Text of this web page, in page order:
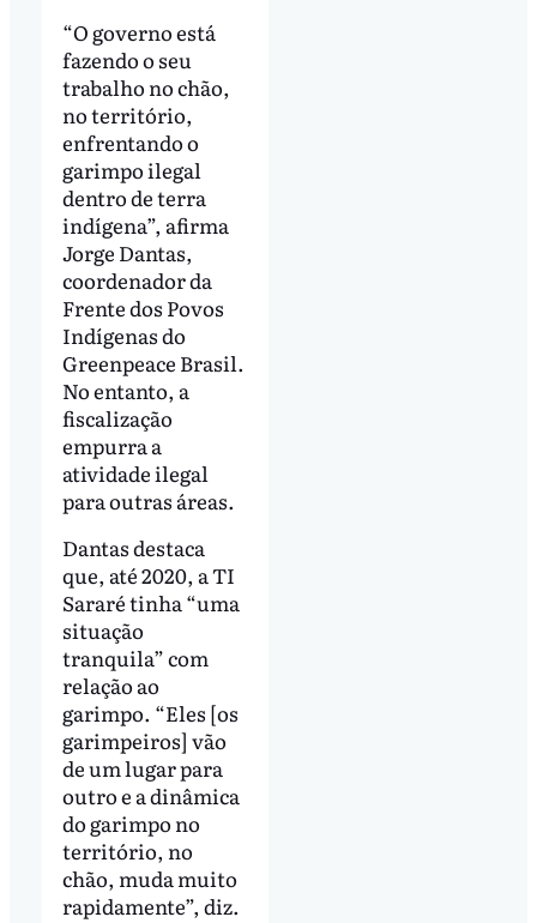
“O governo está
fazendo o seu
trabalho no chão,
no território,
enfrentando o
garimpo ilegal
dentro de terra
indígena”, afirma
Jorge Dantas,
coordenador da
Frente dos Povos
Indígenas do
Greenpeace Brasil.
No entanto, a
fiscalização
empurra a
atividade ilegal
para outras áreas.
Dantas destaca
que, até 2020, a TI
Sararé tinha “uma
situação
tranquila” com
relação ao
garimpo. “Eles [os
garimpeiros] vão
de um lugar para
outro e a dinâmica
do garimpo no
território, no
chão, muda muito
rapidamente”, diz.